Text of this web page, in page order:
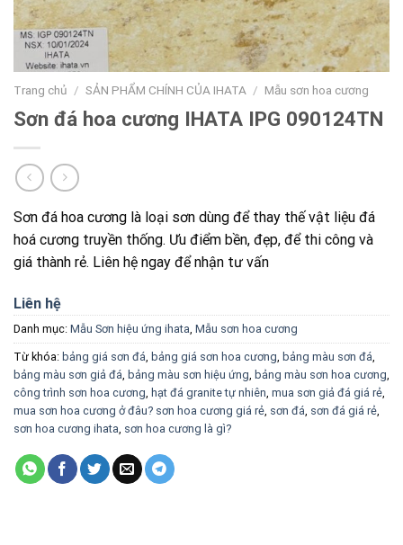
Trang chủ / SẢN PHẨM CHÍNH CỦA IHATA / Mẫu sơn hoa cương
Sơn đá hoa cương IHATA IPG 090124TN
Sơn đá hoa cương là loại sơn dùng để thay thế vật liệu đá
hoá cương truyền thống. Ưu điểm bền, đẹp, để thi công và
giá thành rẻ. Liên hệ ngay để nhận tư vấn
Liên hệ
Danh mục: Mẫu Sơn hiệu ứng ihata, Mẫu sơn hoa cương
Từ khóa: bảng giá sơn đá, bảng giá sơn hoa cương, bảng màu sơn đá,
bảng màu sơn giả đá, bảng màu sơn hiệu ứng, bảng màu sơn hoa cương,
công trình sơn hoa cương, hạt đá granite tự nhiên, mua sơn giả đá giá rẻ,
mua sơn hoa cương ở đâu? sơn hoa cương giá rẻ, sơn đá, sơn đá giá rẻ,
sơn hoa cương ihata, sơn hoa cương là gì?